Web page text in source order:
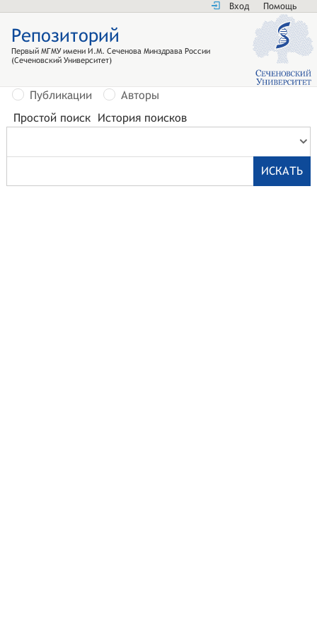
Вход Помощь
Репозиторий
Первый МГМУ имени И.М. Сеченова Минздрава России
(Сеченовский Университет)
Публикации
Авторы
Простой поиск История поисков